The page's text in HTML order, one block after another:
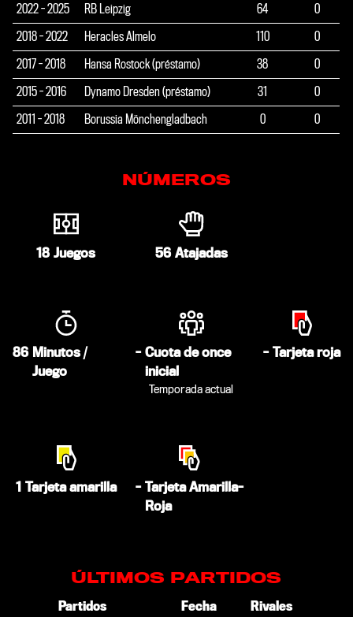
2022 - 2025
RB Leipzig 64
0
2018 - 2022
Heracles Almelo 110
0
2017 - 2018
Hansa Rostock (préstamo) 38
0
2015 - 2016
Dynamo Dresden (préstamo) 31
0
2011 - 2018
Borussia Mönchengladbach 0 0
NÚMEROS
18 Juegos 56 Atajadas
86 Minutos /
Juego
- Cuota de once
inicial
Temporada actual
- Tarjeta roja
1 Tarjeta amarilla - Tarjeta Amarilla-
Roja
ÚLTIMOS PARTIDOS
Partidos Fecha Rivales